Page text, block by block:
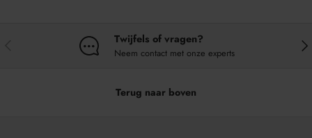
Twijfels of vragen?
Neem contact met onze experts
Terug naar boven